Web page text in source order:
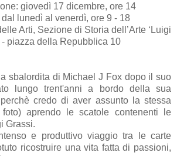
: giovedì 17 dicembre, ore 14
lunedì al venerdì, ore 9 - 18
Arti, Sezione di Storia dell’Arte ‘Luigi
- piazza della Repubblica 10
sbalordita di Michael J Foxdopo il suo
lungo trent'anni a bordo della sua
perchècredo di aver assunto la stessa
aprendo le scatole contenenti le
Grassi.
e produttivo viaggio tra le carte
ricostruire una vita fatta di passioni,